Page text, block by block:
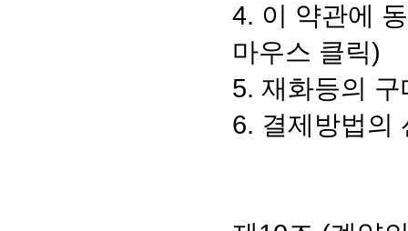
4. 이 약관에
마우스 클릭)
5. 재화등의
6. 결제방법의